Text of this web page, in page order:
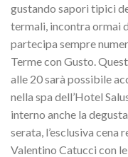
gustando sapori tipici
termali, incontra ormai
partecipa sempre
Terme con Gusto.
alle 20 sarà possibile
nella spa dell’Hotel
interno anche la
serata, l’esclusiva
Valentino Catucci con